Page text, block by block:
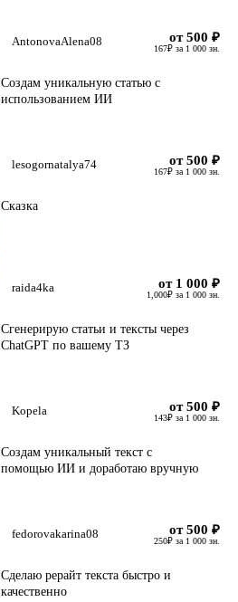
AntonovaAlena08 от 500 ₽
167₽ за 1 000 зн.
Создам уникальную статью с
использованием ИИ
lesogornatalya74 от 500 ₽
167₽ за 1 000 зн.
Сказка
raida4ka от 1 000 ₽
1,000₽ за 1 000 зн.
Сгенерирую статьи и тексты через
ChatGPT по вашему ТЗ
Kopela от 500 ₽
143₽ за 1 000 зн.
Создам уникальный текст с
помощью ИИ и доработаю вручную
fedorovakarina08 от 500 ₽
250₽ за 1 000 зн.
Сделаю рерайт текста быстро и
качественно